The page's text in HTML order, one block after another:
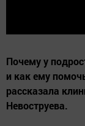
Почему у
и как ему
рассказала
Невоструева.